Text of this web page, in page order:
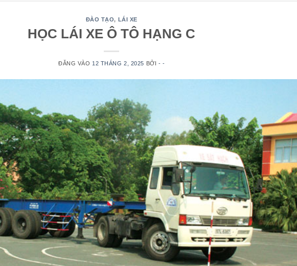
ĐÀO TẠO, LÁI XE
HỌC LÁI XE Ô TÔ HẠNG C
ĐĂNG VÀO 12 THÁNG 2, 2025 BỞI - -